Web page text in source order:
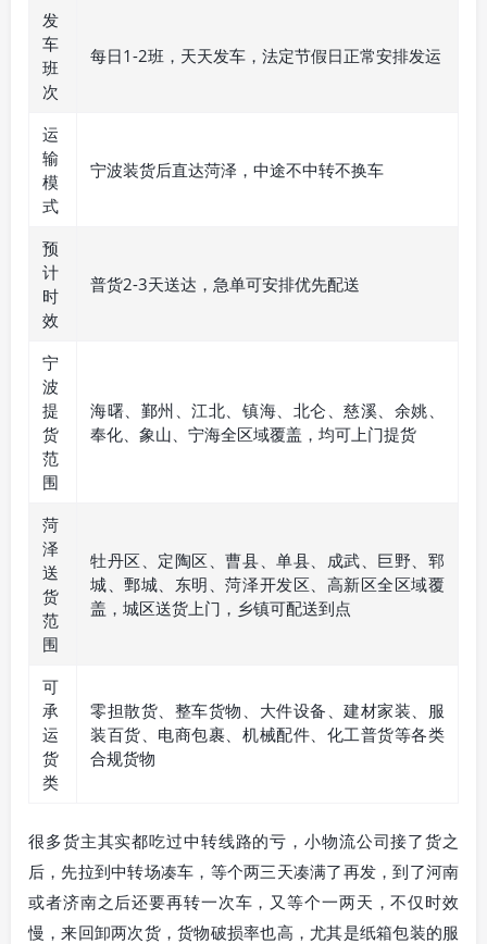
发
车
班
次
每日1-2班，天天发车，法定节假日正常安排发运
运
输
模
式
宁波装货后直达菏泽，中途不中转不换车
预
计
时
效
普货2-3天送达，急单可安排优先配送
宁
波
提
货
范
围
海曙、鄞州、江北、镇海、北仑、慈溪、余姚、
奉化、象山、宁海全区域覆盖，均可上门提货
菏
泽
送
货
范
围
牡丹区、定陶区、曹县、单县、成武、巨野、郓
城、鄄城、东明、菏泽开发区、高新区全区域覆
盖，城区送货上门，乡镇可配送到点
可
承
运
货
类
零担散货、整车货物、大件设备、建材家装、服
装百货、电商包裹、机械配件、化工普货等各类
合规货物
很多货主其实都吃过中转线路的亏，小物流公司接了货之
后，先拉到中转场凑车，等个两三天凑满了再发，到了河南
或者济南之后还要再转一次车，又等个一两天，不仅时效
慢，来回卸两次货，货物破损率也高，尤其是纸箱包装的服